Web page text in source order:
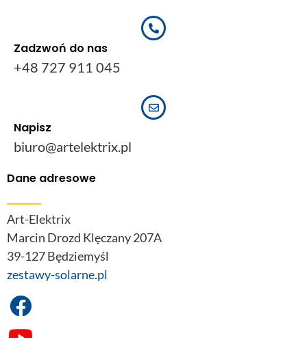
Zadzwoń do nas
+48 727 911 045
Napisz
biuro@artelektrix.pl
Dane adresowe
Art-Elektrix
Marcin Drozd Klęczany 207A
39-127 Będziemyśl
zestawy-solarne.pl